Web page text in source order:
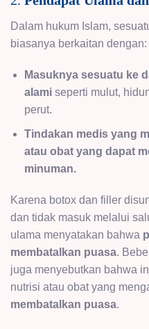
Dalam hukum Islam,
biasanya berkaitan dengan:
Masuknya sesuatu ke
alami seperti mulut,
perut.
Tindakan medis yang
atau obat yang dapat
minuman.
Karena botox dan filler
dan tidak masuk melalui
ulama menyatakan bahwa
membatalkan puasa.
juga menyebutkan bahwa
nutrisi atau obat yang
membatalkan puasa.